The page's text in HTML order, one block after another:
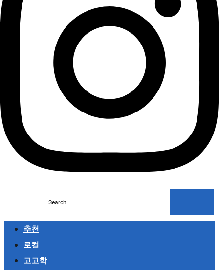
Search
추천
로컬
고고학